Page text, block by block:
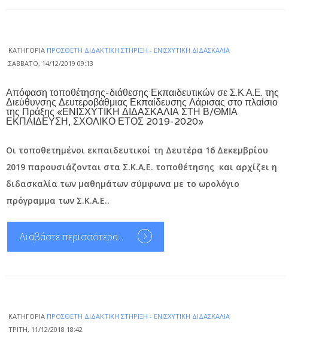
ΚΑΤΗΓΟΡΊΑ ΠΡΌΣΘΕΤΗ ΔΙΔΑΚΤΙΚΉ ΣΤΉΡΙΞΗ - ΕΝΙΣΧΥΤΙΚΉ ΔΙΔΑΣΚΑΛΊΑ
ΣΆΒΒΑΤΟ, 14/12/2019 09:13
Απόφαση τοποθέτησης-διάθεσης Εκπαιδευτικών σε Σ.Κ.Α.Ε. της
Διεύθυνσης Δευτεροβάθμιας Εκπαίδευσης Λάρισας στο πλαίσιο
της Πράξης «ΕΝΙΣΧΥΤΙΚΗ ΔΙΔΑΣΚΑΛΙΑ ΣΤΗ Β/ΘΜΙΑ
ΕΚΠΑΙΔΕΥΣΗ, ΣΧΟΛΙΚΟ ΕΤΟΣ 2019-2020»
Οι τοποθετημένοι εκπαιδευτικοί τη Δευτέρα 16 Δεκεμβρίου
2019 παρουσιάζονται στα Σ.Κ.Α.Ε. τοποθέτησης και αρχίζει η
διδασκαλία των μαθημάτων σύμφωνα με το ωρολόγιο
πρόγραμμα των Σ.Κ.Α.Ε..
Διαβάστε περισσότερα...
ΚΑΤΗΓΟΡΊΑ ΠΡΌΣΘΕΤΗ ΔΙΔΑΚΤΙΚΉ ΣΤΉΡΙΞΗ - ΕΝΙΣΧΥΤΙΚΉ ΔΙΔΑΣΚΑΛΊΑ
ΤΡΊΤΗ, 11/12/2018 18:42